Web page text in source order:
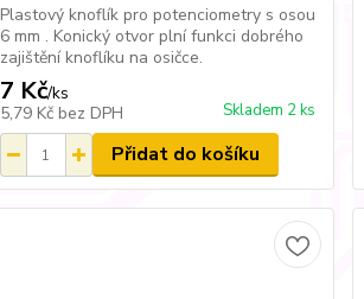
Plastový knoflík pro potenciometry s osou
6 mm . Konický otvor plní funkci dobrého
zajištění knoflíku na osičce.
7 Kč/ks
5,79 Kč bez DPH Skladem 2 ks
Přidat do košíku